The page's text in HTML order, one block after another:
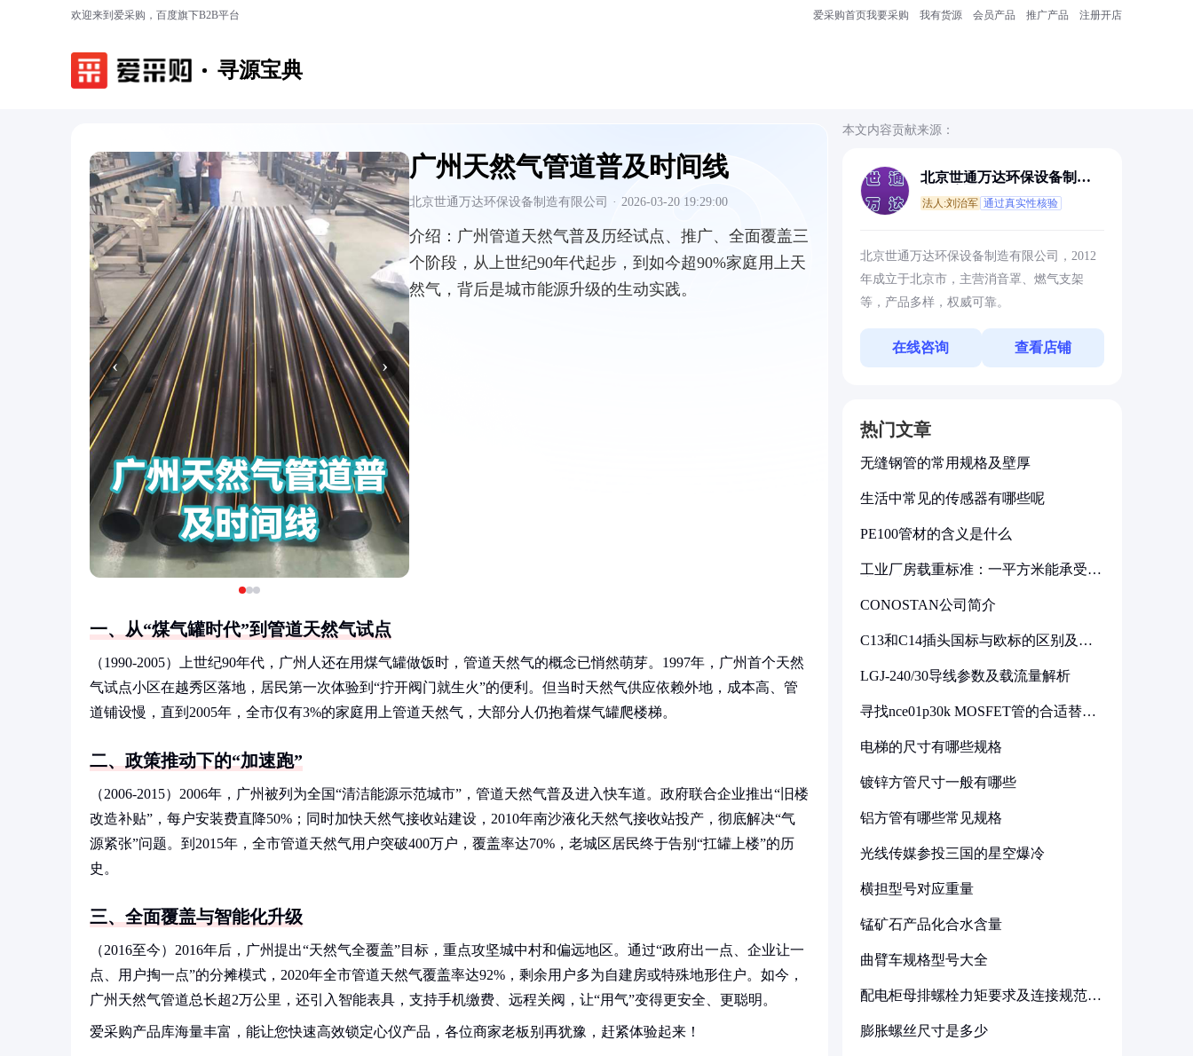
欢迎来到爱采购，百度旗下B2B平台 爱采购首页我要采购 我有货源 会员产品 推广产品 注册开店
寻源宝典
‹ ›
广州天然气管道普及时间线
北京世通万达环保设备制造有限公司 · 2026-03-20 19:29:00
介绍： 广州管道天然气普及历经试点、推广、全面覆盖三
个阶段，从上世纪90年代起步，到如今超90%家庭用上天
然气，背后是城市能源升级的生动实践。
一、从“煤气罐时代”到管道天然气试点
（1990-2005）上世纪90年代，广州人还在用煤气罐做饭时，管道天然气的概念已悄然萌芽。1997年，广州首个天然
气试点小区在越秀区落地，居民第一次体验到“拧开阀门就生火”的便利。但当时天然气供应依赖外地，成本高、管
道铺设慢，直到2005年，全市仅有3%的家庭用上管道天然气，大部分人仍抱着煤气罐爬楼梯。
二、政策推动下的“加速跑”
（2006-2015）2006年，广州被列为全国“清洁能源示范城市”，管道天然气普及进入快车道。政府联合企业推出“旧楼
改造补贴”，每户安装费直降50%；同时加快天然气接收站建设，2010年南沙液化天然气接收站投产，彻底解决“气
源紧张”问题。到2015年，全市管道天然气用户突破400万户，覆盖率达70%，老城区居民终于告别“扛罐上楼”的历
史。
三、全面覆盖与智能化升级
（2016至今）2016年后，广州提出“天然气全覆盖”目标，重点攻坚城中村和偏远地区。通过“政府出一点、企业让一
点、用户掏一点”的分摊模式，2020年全市管道天然气覆盖率达92%，剩余用户多为自建房或特殊地形住户。如今，
广州天然气管道总长超2万公里，还引入智能表具，支持手机缴费、远程关阀，让“用气”变得更安全、更聪明。
爱采购产品库海量丰富，能让您快速高效锁定心仪产品，各位商家老板别再犹豫，赶紧体验起来！
本文内容贡献来源：
北京世通万达环保设备制造
法人:刘治军 通过真实性核验
北京世通万达环保设备制造有限公司，2012
年成立于北京市，主营消音罩、燃气支架
等，产品多样，权威可靠。
在线咨询 查看店铺
热门文章
无缝钢管的常用规格及壁厚
生活中常见的传感器有哪些呢
PE100管材的含义是什么
工业厂房载重标准：一平方米能承受多
CONOSTAN公司简介
C13和C14插头国标与欧标的区别及其
LGJ-240/30导线参数及载流量解析
寻找nce01p30k MOSFET管的合适替代
电梯的尺寸有哪些规格
镀锌方管尺寸一般有哪些
铝方管有哪些常见规格
光线传媒参投三国的星空爆冷
横担型号对应重量
锰矿石产品化合水含量
曲臂车规格型号大全
配电柜母排螺栓力矩要求及连接规范详
膨胀螺丝尺寸是多少